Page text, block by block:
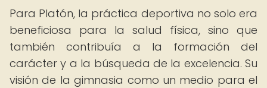
Para Platón, la práctica deportiva no solo era
beneficiosa para la salud física, sino que
también contribuía a la formación del
carácter y a la búsqueda de la excelencia. Su
visión de la gimnasia como un medio para el